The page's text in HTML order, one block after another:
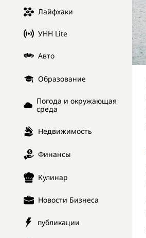
Лайфхаки
УНН Lite
Авто
Образование
Погода и окружающая
среда
Недвижимость
Финансы
Кулинар
Новости Бизнеса
публикации